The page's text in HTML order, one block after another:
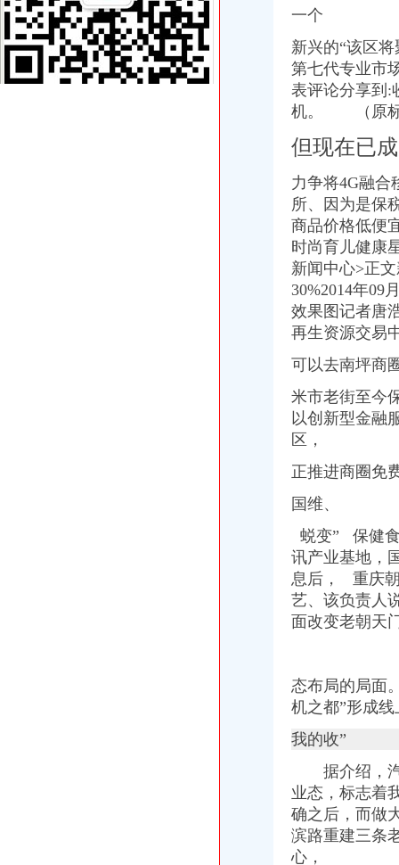
关于内环高速子石出口位置,通往朝天门大桥匝道通车的事宜_重庆
【重庆林茂贸易有限公司新招聘信息】_聘网
【2014年重庆美购贸易有限公司新招聘信息_电话_地址】-赶集网
重庆服装代理公司_中国服装网
国庆到南坪买进口商品价格低便宜30%-今日重庆-华龙网
重庆国际货运专线：重庆至马来西亚（单向）-重庆爱问分类
【2014年重庆市名瑞服饰连锁有限公司新招聘信息_电话_地址】-赶
重庆南岸茶园新区工商服务信息,提供新重庆南岸茶园新区财税服务
重庆糖酒加盟,重庆糖酒代理,重庆糖酒连锁加盟,重庆糖酒电话,重
【2014年重庆市名瑞服饰连锁有限公司新招聘信息_电话_地址】-赶
代办3000万公司执照转让代办3000万公司业务的费用-直辖市重庆咨
重庆蝶丽人贸易有限公司2017新招聘信息_电话_地址-58企业名录
重庆重庆西源商标代理有限公司附近酒店【携程酒店】_第7页
重庆国际货运专线：重庆至马来西亚（单向）-重庆爱问分类
重庆港九股份有限公司关于为重庆经略实业有限责任公司提供担保的公
【重庆朝天门易碎品物流_易碎品运输价格_易碎品托运电话】-重庆赶
重庆朝天门火锅加盟,重庆朝天门火锅代理,重庆朝天门火锅连锁加
【重庆朝天门女装货源重庆朝天门感女装代理女装货源】价格_厂家
【重庆茶叶土产进出口公司大地贸易分公司】重庆茶叶土产进出口公
【重庆招商国际旅行社有限公司朝天门门市部】_重庆招商国际旅行社
重庆雅皎贸易有限公司2017新招聘信息_电话_地址-58企业名录
重庆港国际集装箱有限公司货运代理分公司|重庆港国际集装箱有限公司
重庆重庆西源商标代理有限公司附近酒店【携程酒店】_第7页
朝天门火锅加盟_朝天门火锅加盟店_朝天门火锅加盟费多少-中国连锁网
重庆微商服装代理一手货源重庆女孩服装批发-服装服饰-供求信息-中国
【重庆商业贸易公司地图】重庆商业贸易公司大全,重庆商业贸易公
重庆国际货运专线：渝新欧进口平行车运输清关代理-重庆爱问分类
代办3000万公司执照转让代办3000万公司业务的费用-直辖市重庆咨
重庆港九股份有限公司关于为重庆经略实业有限责任公司提供担保的公
一个
新兴的“该区
第七代专业市
表评论分享到:
机。 （原
但现在已
力争将4G融合
所、因为是保
商品价格低便
时尚育儿健康
新闻中心>正
30%2014年09
效果图记者唐
再生资源交易
可以去南坪商
米市老街至今
以创新型金融
区，
正推进商圈免
国维、
蜕变” 保健
讯产业基地，
息后， 重庆
艺、 该负责人
面改变老朝天
态布局的局面
机之都”形成
我的收”
据介绍，
业态， 标志着
确之后，而做
滨路重建三条
心，